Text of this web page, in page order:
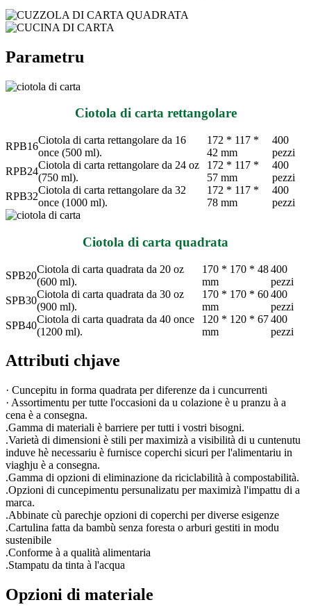
Parametru
Ciotola di carta rettangolare
RPB16
Ciotola di carta rettangolare da 16
once (500 ml).
172 * 117 *
42 mm
400
pezzi
RPB24
Ciotola di carta rettangolare da 24 oz
(750 ml).
172 * 117 *
57 mm
400
pezzi
RPB32
Ciotola di carta rettangolare da 32
once (1000 ml).
172 * 117 *
78 mm
400
pezzi
Ciotola di carta quadrata
SPB20
Ciotola di carta quadrata da 20 oz
(600 ml).
170 * 170 * 48
mm
400
pezzi
SPB30
Ciotola di carta quadrata da 30 oz
(900 ml).
170 * 170 * 60
mm
400
pezzi
SPB40
Ciotola di carta quadrata da 40 once
(1200 ml).
120 * 120 * 67
mm
400
pezzi
Attributi chjave
· Cuncepitu in forma quadrata per diferenze da i cuncurrenti
· Assortimentu per tutte l'occasioni da u colazione è u pranzu à a
cena è a consegna.
.Gamma di materiali è barriere per tutti i vostri bisogni.
.Varietà di dimensioni è stili per maximizà a visibilità di u cuntenutu
induve hè necessariu è furnisce coperchi sicuri per l'alimentariu in
viaghju è a consegna.
.Gamma di opzioni di eliminazione da riciclabilità à compostabilità.
.Opzioni di cuncepimentu persunalizatu per maximizà l'impattu di a
marca.
.Abbinate cù parechje opzioni di coperchi per diverse esigenze
.Cartulina fatta da bambù senza foresta o arburi gestiti in modu
sustenibile
.Conforme à a qualità alimentaria
.Stampatu da tinta à l'acqua
Opzioni di materiale